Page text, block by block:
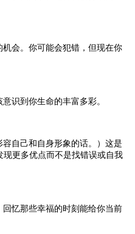
会。你可能会犯错，但现在你
识到你生命的丰富多彩。
自己和自身形象的话。）这是
更多优点而不是找错误或自我
忆那些幸福的时刻能给你当前